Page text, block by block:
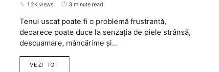
1,2K views 3 minute read
Tenul uscat poate fi o problemă frustrantă,
deoarece poate duce la senzația de piele strânsă,
descuamare, mâncărime și…
VEZI TOT